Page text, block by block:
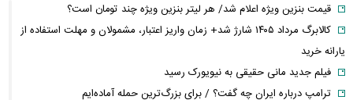
قیمت بنزین ویژه اعلام شد/ هر لیتر بنزین ویژه چند تومان است؟
کالابرگ مرداد ۱۴۰۵ شارژ شد+ زمان واریز اعتبار، مشمولان و مهلت استفاده از
یارانه خرید
فیلم جدید مانی حقیقی به نیویورک رسید
ترامپ درباره ایران چه گفت؟ / برای بزرگ‌ترین حمله آماده‌ایم